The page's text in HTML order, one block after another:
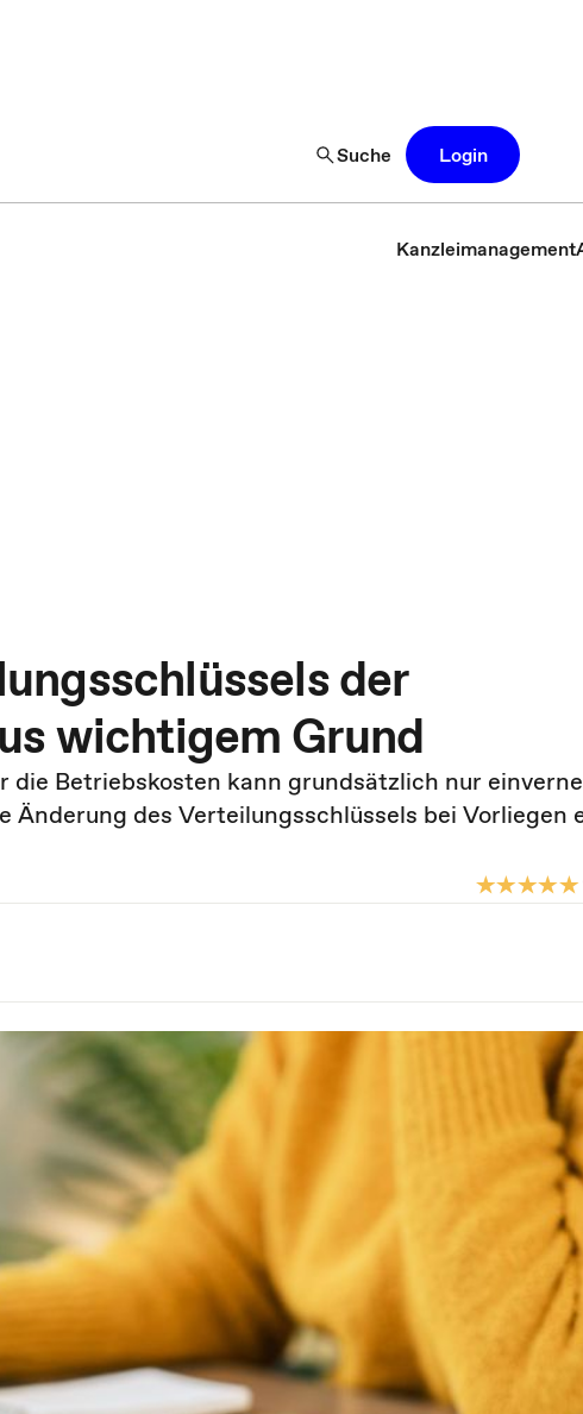
Suche Login
Kanzleimanagement
der
wichtigem Grund
Betriebskosten kann grundsätzlich nur
des Verteilungsschlüssels bei Vorliegen